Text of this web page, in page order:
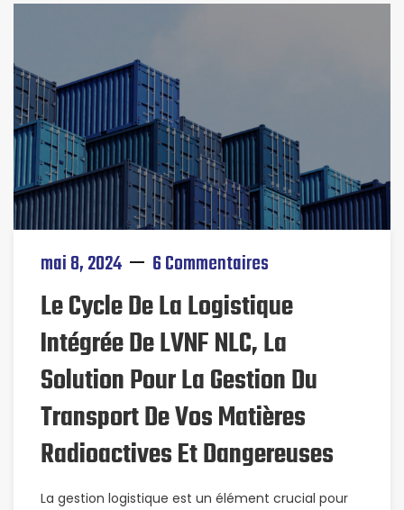
mai 8, 2024 6 Commentaires
Le Cycle De La Logistique
Intégrée De LVNF NLC, La
Solution Pour La Gestion Du
Transport De Vos Matières
Radioactives Et Dangereuses
La gestion logistique est un élément crucial pour